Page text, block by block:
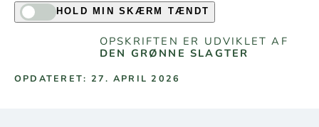
HOLD MIN SKÆRM TÆNDT
OPSKRIFTEN ER UDVIKLET AF
DEN GRØNNE SLAGTER
OPDATERET: 27. APRIL 2026